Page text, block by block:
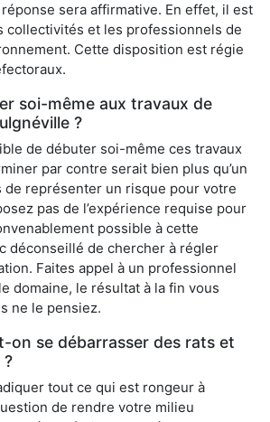
sera affirmative. En effet, il est
collectivités et les professionnels de
Cette disposition est régie
soi-même aux travaux de
?
de débuter soi-même ces travaux
par contre serait bien plus qu’un
de représenter un risque pour votre
pas de l’expérience requise pour
possible à cette
déconseillé de chercher à régler
Faites appel à un professionnel
domaine, le résultat à la fin vous
ne le pensiez.
on se débarrasser des rats et
?
tout ce qui est rongeur à
de rendre votre milieu